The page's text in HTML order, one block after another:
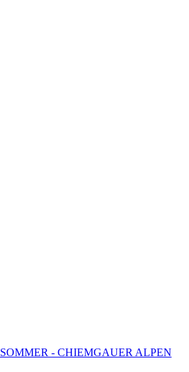
SOMMER - CHIEMGAUER ALPEN